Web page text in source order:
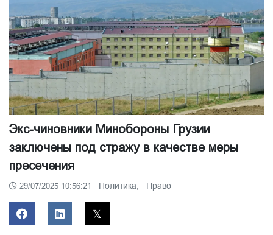
Экс-чиновники Минобороны Грузии
заключены под стражу в качестве меры
пресечения
29/07/2025 10:56:21 Политика, Право